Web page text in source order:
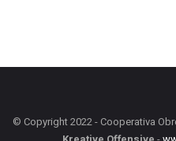
© Copyright 2022 - Cooperativa